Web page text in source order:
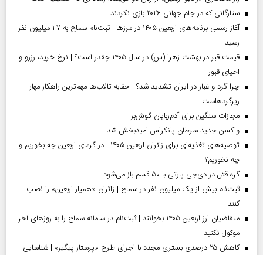
ستارگانی که در جام جهانی ۲۰۲۶ بازی نکردند
آغاز رسمی برنامه‌های اربعین ۱۴۰۵ در مرز‌ها | ثبت‌نام سماح به ۱.۷ میلیون نفر
رسید
قیمت قبر در بهشت زهرا (س) در سال ۱۴۰۵ چقدر است؟ | نرخ خرید، رزرو و
احیای قبور
چرا گرد و غبار در ایران تشدید شد؟ | حقابه تالاب‌ها مهم‌ترین راهکار مهار
ریزگردهاست
مجازات سنگین برای آدم‌ربایان گوش‌بر
واکسن جدید سرطان پانکراس امیدبخش شد
توصیه‌های تغذیه‌ای برای زائران اربعین ۱۴۰۵ | در گرمای اربعین چه بخوریم و
چه نخوریم؟
گره قتل در دی‌جی پارتی با ۵۰ قسم باز می‌شود
ثبت‌نام بیش از یک میلیون نفر در سماح | زائران «همیار اربعین» را نصب
کنند
متقاضیان ارز اربعین ۱۴۰۵ بخوانند | ثبت‌نام در سامانه سماح را به روز‌های آخر
موکول نکنید
کاهش ۲۵ درصدی بستری مجدد با اجرای طرح «پرستار پیگیر» | شناسایی